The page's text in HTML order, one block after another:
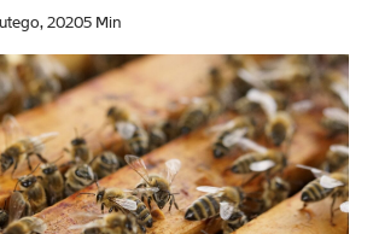
20205 Min